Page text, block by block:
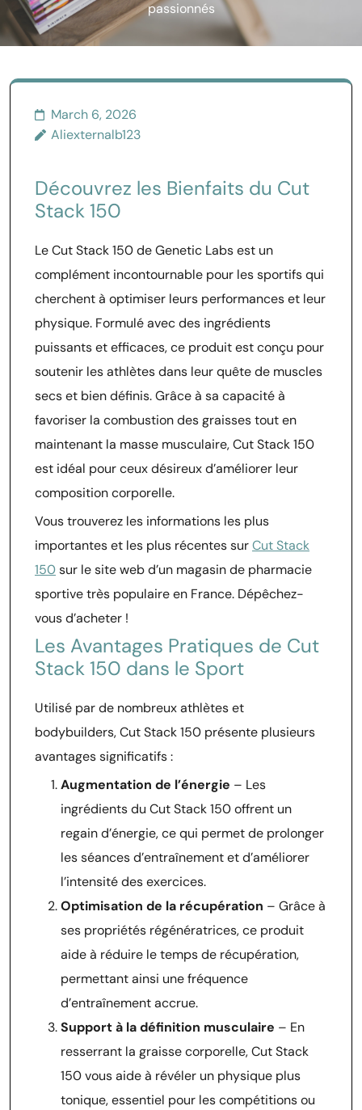
passionnés
March 6, 2026
Aliexternalb123
Découvrez les Bienfaits du Cut
Stack 150
Le Cut Stack 150 de Genetic Labs est un
complément incontournable pour les sportifs qui
cherchent à optimiser leurs performances et leur
physique. Formulé avec des ingrédients
puissants et efficaces, ce produit est conçu pour
soutenir les athlètes dans leur quête de muscles
secs et bien définis. Grâce à sa capacité à
favoriser la combustion des graisses tout en
maintenant la masse musculaire, Cut Stack 150
est idéal pour ceux désireux d’améliorer leur
composition corporelle.
Vous trouverez les informations les plus
importantes et les plus récentes surCut Stack
150sur le site web d’un magasin de pharmacie
sportive très populaire en France. Dépêchez-
vous d’acheter !
Les Avantages Pratiques de Cut
Stack 150 dans le Sport
Utilisé par de nombreux athlètes et
bodybuilders, Cut Stack 150 présente plusieurs
avantages significatifs :
Augmentation de l’énergie – Les
ingrédients du Cut Stack 150 offrent un
regain d’énergie, ce qui permet de prolonger
les séances d’entraînement et d’améliorer
l’intensité des exercices.
Optimisation de la récupération – Grâce à
ses propriétés régénératrices, ce produit
aide à réduire le temps de récupération,
permettant ainsi une fréquence
d’entraînement accrue.
Support à la définition musculaire – En
resserrant la graisse corporelle, Cut Stack
150 vous aide à révéler un physique plus
tonique, essentiel pour les compétitions ou